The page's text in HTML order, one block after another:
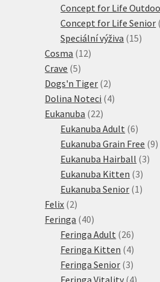
Concept for Life
Concept for Life Senior
Speciální výživa 1515
Cosma 1212
Crave 55
produktů
Dogs'n Tiger 22
produkty
Dolina Noteci 44
Eukanuba 2222
produktů
Eukanuba Adult 66
Eukanuba Grain Free 99
Eukanuba Hairball 33
Eukanuba Kitten 33
Eukanuba Senior 1 1
Felix 22
produkty
Feringa 4040
produktů
Feringa Adult 2626
Feringa Kitten 44
Feringa Senior 33
Feringa Vitality 44